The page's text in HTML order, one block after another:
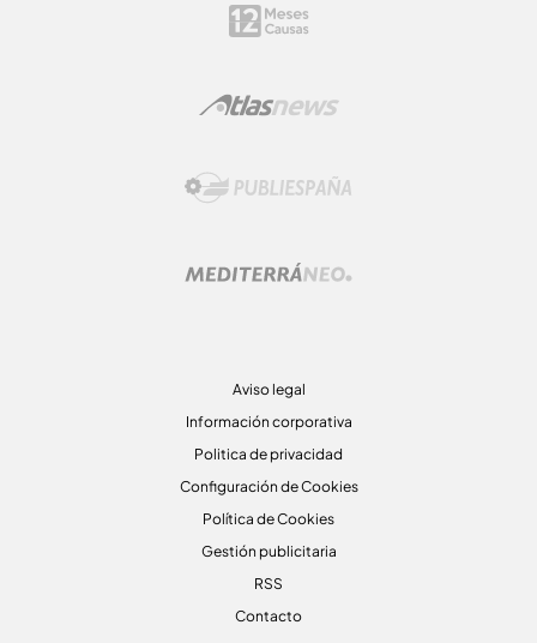
Aviso legal
Información corporativa
Politica de privacidad
Configuración de Cookies
Política de Cookies
Gestión publicitaria
RSS
Contacto